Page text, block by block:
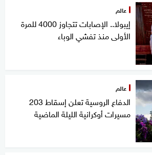
عالم
إيبولا.. الإصابات تتجاوز 4000 للمرة
الأولى منذ تفشي الوباء
عالم
الدفاع الروسية تعلن إسقاط 203
مسيرات أوكرانية الليلة الماضية